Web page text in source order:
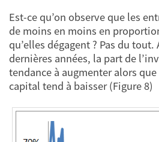
Est-ce qu’on observe que les
de moins en moins en
qu’elles dégagent ? Pas du
dernières années, la part de
tendance à augmenter alors
capital tend à baisser (Figure 8)